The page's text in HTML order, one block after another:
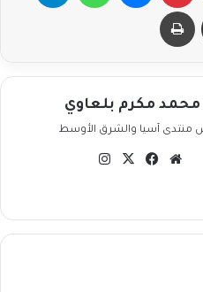
طباعة
محمد مكرم بلعاوي
منتدى آسيا والشرق الأوسط
موقع فيسبوك
‫X